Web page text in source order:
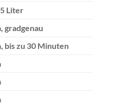
Liter
gradgenau
bis zu 30 Minuten